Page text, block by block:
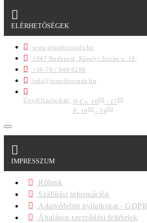
ELÉRHETŐSÉGEK
www.grundrecords.hu
1047 Budapest, Károlyi István u. 10.
+36-70 / 948-0288
info@grundrecords.hu
Ügyfélszolgálat: H-Cs: 1000 - 1700
P: 1000- 1400
IMPRESSZUM
Rólunk
Szállítási információk
Adatvédelmi nyilatkozat - GDPR
Általános szerződési feltételek